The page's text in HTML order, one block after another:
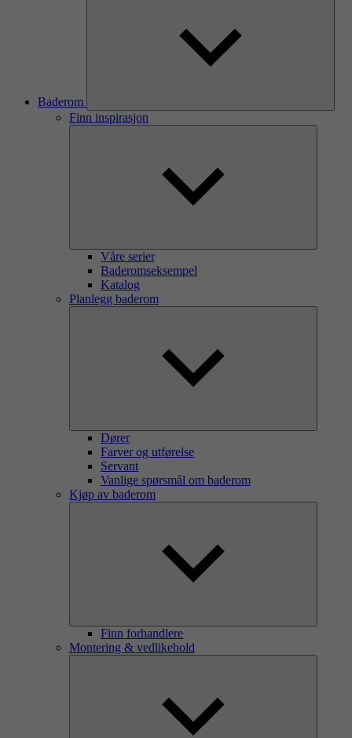
Baderom
Finn inspirasjon
Våre serier
Baderomseksempel
Katalog
Planlegg baderom
Dører
Farver og utførelse
Servant
Vanlige spørsmål om baderom
Kjøp av baderom
Finn forhandlere
Montering & vedlikehold